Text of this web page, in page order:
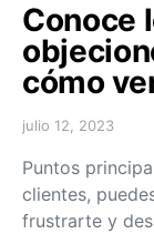
Conoce
cómo
julio 12, 2023
Puntos
clientes,
frustrarte y